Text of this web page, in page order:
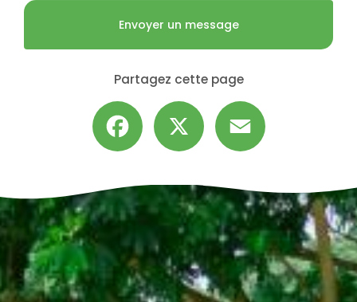
Envoyer un message
Partagez cette page
Facebook